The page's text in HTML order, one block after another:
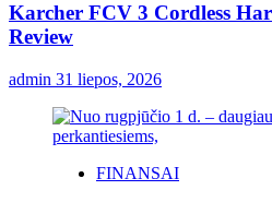
Karcher FCV 3 Cordless
Review
admin 31 liepos, 2026
FINANSAI